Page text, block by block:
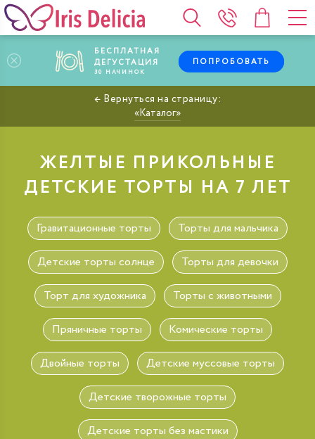
БЕСПЛАТНАЯ
ДЕГУСТАЦИЯ
30 НАЧИНОК
ПОПРОБОВАТЬ
Каталог
ЖЕЛТЫЕ ПРИКОЛЬНЫЕ
ДЕТСКИЕ ТОРТЫ НА 7 ЛЕТ
Гравитационные торты Торты для мальчика
Детские торты солнце Торты для девочки
Торт для художника Торты с животными
Пряничные торты Комические торты
Двойные торты Детские муссовые торты
Детские творожные торты
Детские торты без мастики